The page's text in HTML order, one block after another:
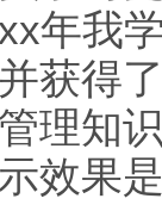
年我
获得
理知
效果